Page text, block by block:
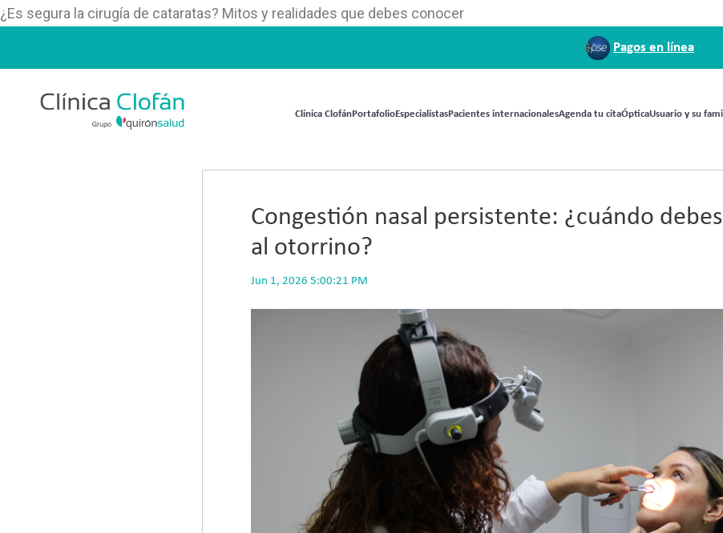
¿Es segura la cirugía de cataratas? Mitos y realidades que debes conocer
Pagos en línea
Clínica ClofánPortafolioEspecialistasPacientes internacionalesAgenda tu citaÓpticaUsuario y su
Congestión nasal persistente: ¿cuándo
al otorrino?
Jun 1, 2026 5:00:21 PM